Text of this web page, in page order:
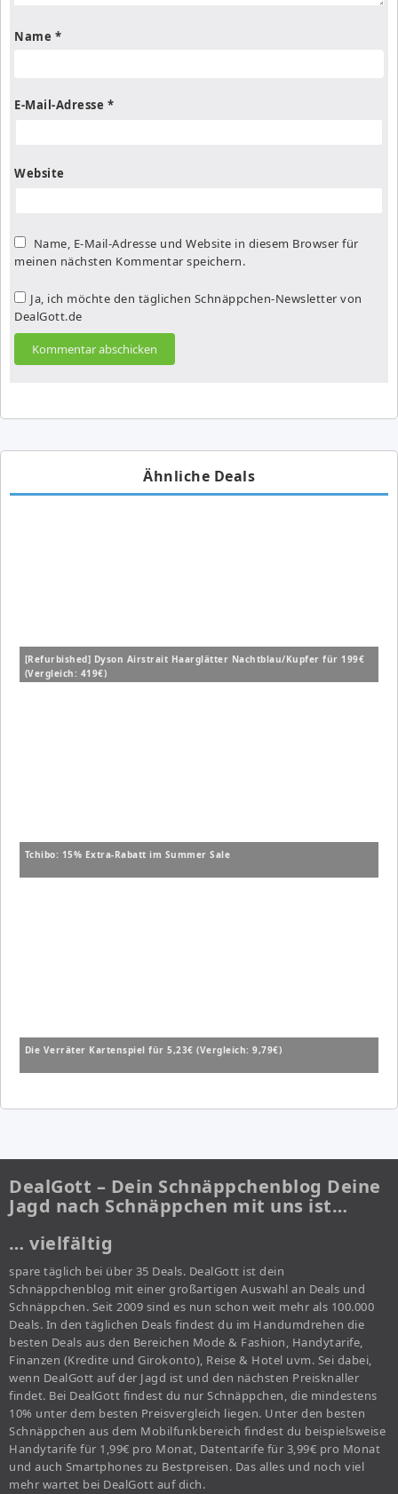
Name *
E-Mail-Adresse *
Website
Name, E-Mail-Adresse und Website in diesem Browser für
meinen nächsten Kommentar speichern.
Ja, ich möchte den täglichen Schnäppchen-Newsletter von
DealGott.de
Ähnliche Deals
[Refurbished] Dyson Airstrait Haarglätter Nachtblau/Kupfer für 199€
(Vergleich: 419€)
Tchibo: 15% Extra-Rabatt im Summer Sale
Die Verräter Kartenspiel für 5,23€ (Vergleich: 9,79€)
DealGott – Dein Schnäppchenblog Deine
Jagd nach Schnäppchen mit uns ist…
… vielfältig
spare täglich bei über 35 Deals. DealGott ist dein
Schnäppchenblog mit einer großartigen Auswahl an Deals und
Schnäppchen. Seit 2009 sind es nun schon weit mehr als 100.000
Deals. In den täglichen Deals findest du im Handumdrehen die
besten Deals aus den Bereichen Mode & Fashion, Handytarife,
Finanzen (Kredite und Girokonto), Reise & Hotel uvm. Sei dabei,
wenn DealGott auf der Jagd ist und den nächsten Preisknaller
findet. Bei DealGott findest du nur Schnäppchen, die mindestens
10% unter dem besten Preisvergleich liegen. Unter den besten
Schnäppchen aus dem Mobilfunkbereich findest du beispielsweise
Handytarife für 1,99€ pro Monat, Datentarife für 3,99€ pro Monat
und auch Smartphones zu Bestpreisen. Das alles und noch viel
mehr wartet bei DealGott auf dich.